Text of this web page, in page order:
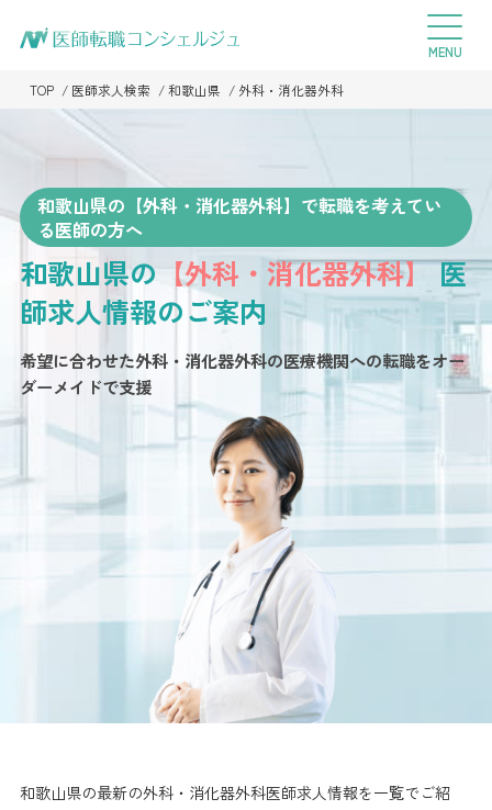
TOP 医師求人検索 和歌山県 外科・消化器外科
和歌山県の【外科・消化器外科】で転職を考えてい
る医師の方へ
和歌山県の【外科・消化器外科】医
師求人情報のご案内
希望に合わせた外科・消化器外科の医療機関への転職をオー
ダーメイドで支援
和歌山県の最新の外科・消化器外科医師求人情報を一覧でご紹